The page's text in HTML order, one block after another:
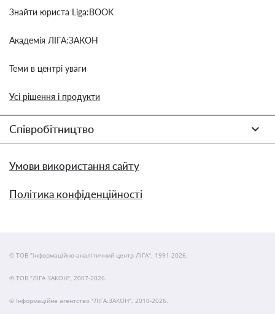
Знайти юриста Liga:BOOK
Академія ЛІГА:ЗАКОН
Теми в центрі уваги
Усі рішення і продукти
Співробітництво
Умови використання сайту
Політика конфіденційності
© ТОВ "інформаційно-аналітичний центр ЛІГА", 1991-2026.
© ТОВ "ЛІГА ЗАКОН", 2007-2026.
© Інформаційне агентство "ЛІГА:ЗАКОН", 2010-2026.